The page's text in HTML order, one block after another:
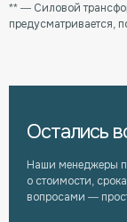
** — Силовой
предусматривается,
Остались
Наши менеджеры
о стоимости,
вопросами —